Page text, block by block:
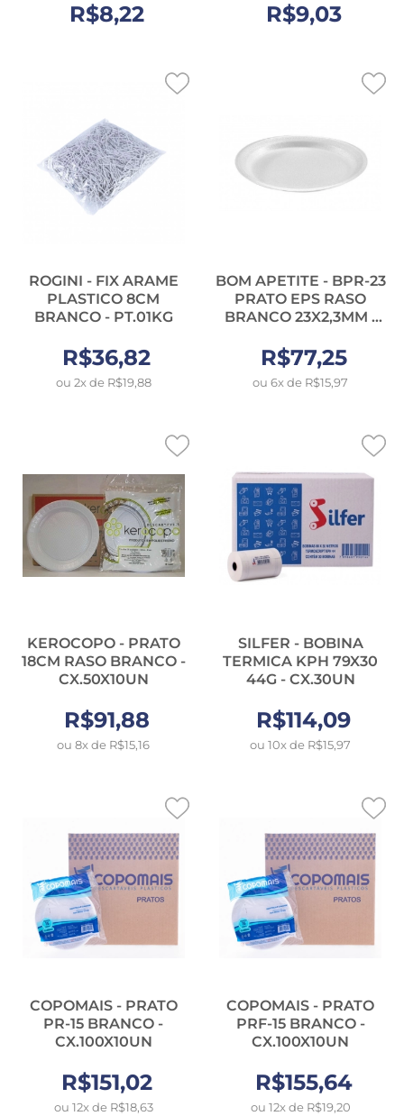
R$8,22 R$9,03
ROGINI - FIX ARAME
PLASTICO 8CM
BRANCO - PT.01KG
R$36,82
ou 2x de R$19,88
BOM APETITE - BPR-23
PRATO EPS RASO
BRANCO 23X2,3MM -
R$77,25
ou 6x de R$15,97
KEROCOPO - PRATO
18CM RASO BRANCO -
CX.50X10UN
R$91,88
ou 8x de R$15,16
SILFER - BOBINA
TERMICA KPH 79X30
44G - CX.30UN
R$114,09
ou 10x de R$15,97
COPOMAIS - PRATO
PR-15 BRANCO -
CX.100X10UN
R$151,02
ou 12x de R$18,63
COPOMAIS - PRATO
PRF-15 BRANCO -
CX.100X10UN
R$155,64
ou 12x de R$19,20